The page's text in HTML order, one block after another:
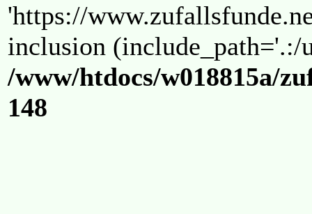
'https://
inclusion (include_path='.:/
/www/htdocs/w018815a/
148